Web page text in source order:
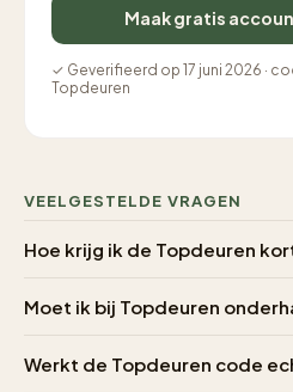
Maak gratis
✓ Geverifieerd op 17 juni 2026 ·
Topdeuren
VEELGESTELDE VRAGEN
Hoe krijg ik de Topdeuren
Moet ik bij Topdeuren
Werkt de Topdeuren code